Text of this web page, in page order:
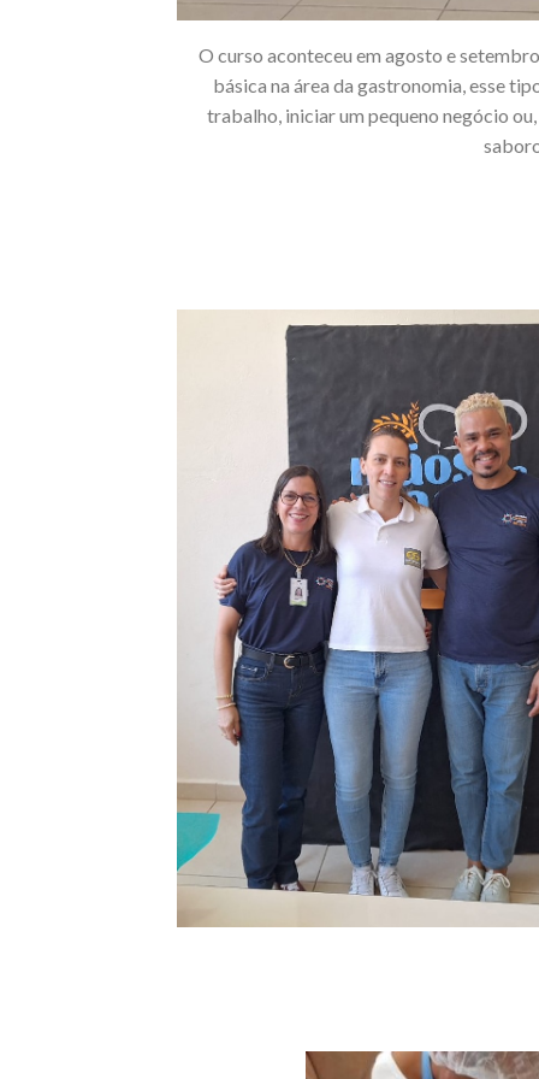
O curso aconteceu em agosto e
básica na área da gastronomia, esse
trabalho, iniciar um pequeno negócio